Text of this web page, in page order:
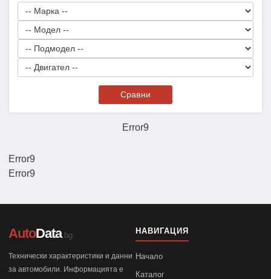
Error9
Сравни
Error9
Error9
AutoData.bg
Технически характеристики и данни
за автомобили. Информацията е
НАВИГАЦИЯ
Начало
Каталог